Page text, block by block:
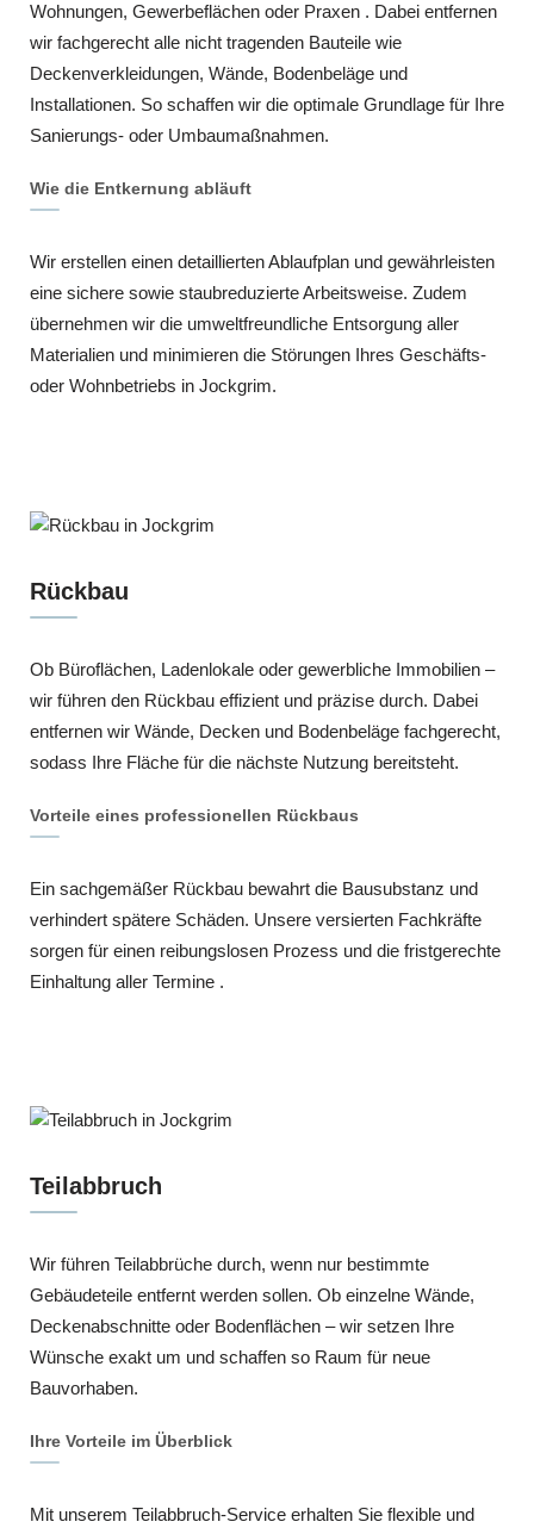
Wohnungen, Gewerbeflächen oder Praxen . Dabei entfernen
wir fachgerecht alle nicht tragenden Bauteile wie
Deckenverkleidungen, Wände, Bodenbeläge und
Installationen. So schaffen wir die optimale Grundlage für Ihre
Sanierungs- oder Umbaumaßnahmen.
Wie die Entkernung abläuft
Wir erstellen einen detaillierten Ablaufplan und gewährleisten
eine sichere sowie staubreduzierte Arbeitsweise. Zudem
übernehmen wir die umweltfreundliche Entsorgung aller
Materialien und minimieren die Störungen Ihres Geschäfts-
oder Wohnbetriebs in Jockgrim.
Rückbau
Ob Büroflächen, Ladenlokale oder gewerbliche Immobilien –
wir führen den Rückbau effizient und präzise durch. Dabei
entfernen wir Wände, Decken und Bodenbeläge fachgerecht,
sodass Ihre Fläche für die nächste Nutzung bereitsteht.
Vorteile eines professionellen Rückbaus
Ein sachgemäßer Rückbau bewahrt die Bausubstanz und
verhindert spätere Schäden. Unsere versierten Fachkräfte
sorgen für einen reibungslosen Prozess und die fristgerechte
Einhaltung aller Termine .
Teilabbruch
Wir führen Teilabbrüche durch, wenn nur bestimmte
Gebäudeteile entfernt werden sollen. Ob einzelne Wände,
Deckenabschnitte oder Bodenflächen – wir setzen Ihre
Wünsche exakt um und schaffen so Raum für neue
Bauvorhaben.
Ihre Vorteile im Überblick
Mit unserem Teilabbruch-Service erhalten Sie flexible und